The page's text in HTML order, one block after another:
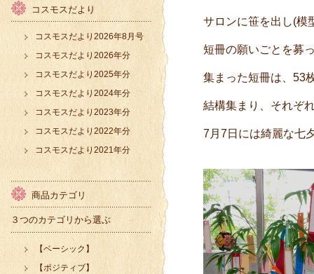
サロンに笹を出し(模
短冊の願いごとを募
集まった短冊は、53
結構集まり、それぞ
7月7日には綺麗な七
コスモスだより
コスモスだより2026年8月号
コスモスだより2026年分
コスモスだより2025年分
コスモスだより2024年分
コスモスだより2023年分
コスモスだより2022年分
コスモスだより2021年分
商品カテゴリ
３つのカテゴリから選ぶ
【ベーシック】
【ポジティブ】